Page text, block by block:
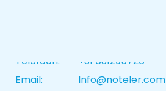
Telefoon:
Email:
+31 631295726
Info@noteler.com